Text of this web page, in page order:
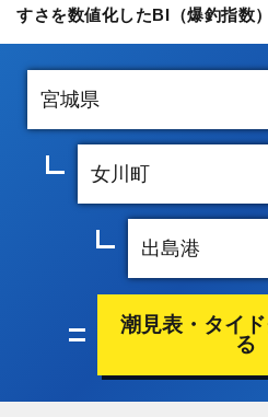
すさを数値化したBI（爆釣指数
潮見表・タイ
る